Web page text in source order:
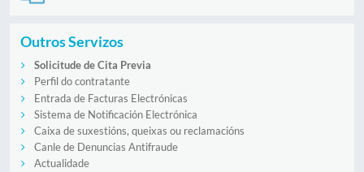
Outros Servizos
Solicitude de Cita Previa
Perfil do contratante
Entrada de Facturas Electrónicas
Sistema de Notificación Electrónica
Caixa de suxestións, queixas ou reclamacións
Canle de Denuncias Antifraude
Actualidade